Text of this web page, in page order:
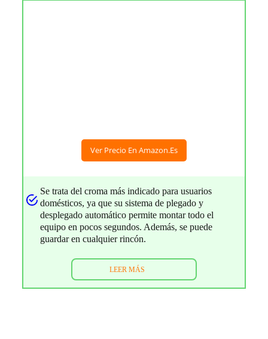
Ver Precio En Amazon.es
Se trata del croma más indicado para usuarios
domésticos, ya que su sistema de plegado y
desplegado automático permite montar todo el
equipo en pocos segundos. Además, se puede
guardar en cualquier rincón.
LEER MÁS